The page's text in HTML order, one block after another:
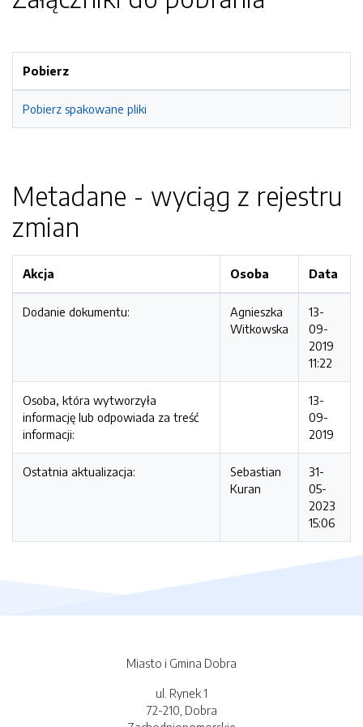
Pobierz
Pobierz spakowane pliki
Metadane - wyciąg z rejestru
zmian
Akcja Osoba Data
Dodanie dokumentu:
Agnieszka
Witkowska
13-
09-
2019
11:22
Osoba, która wytworzyła
informację lub odpowiada za treść
informacji:
13-
09-
2019
Ostatnia aktualizacja:
Sebastian
Kuran
31-
05-
2023
15:06
Miasto i Gmina Dobra
ul. Rynek 1
72-210, Dobra